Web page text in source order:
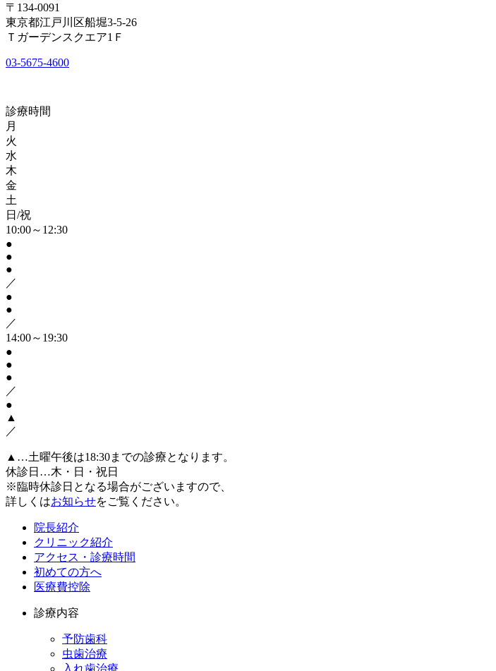
〒134-0091
東京都江戸川区船堀3-5-26
Ｔガーデンスクエア1Ｆ
03-5675-4600
診療時間
月
火
水
木
金
土
日/祝
10:00～12:30
●
●
●
／
●
●
／
14:00～19:30
●
●
●
／
●
▲
／
▲…土曜午後は18:30までの診療となります。
休診日…木・日・祝日
※臨時休診日となる場合がございますので、
詳しくはお知らせをご覧ください。
院長紹介
クリニック紹介
アクセス・診療時間
初めての方へ
医療費控除
診療内容
予防歯科
虫歯治療
入れ歯治療